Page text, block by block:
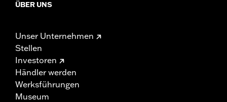
ÜBER UNS
Unser Unternehmen
Stellen
Investoren
Händler werden
Werksführungen
Museum